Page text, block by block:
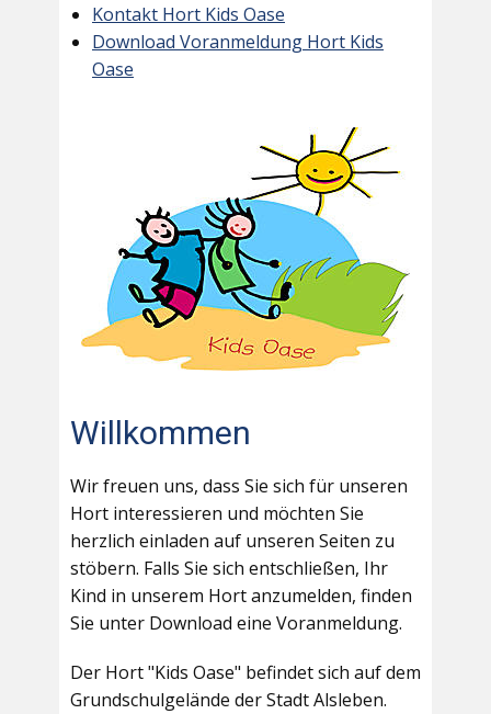
Kontakt Hort Kids Oase
Download Voranmeldung Hort Kids
Oase
Willkommen
Wir freuen uns, dass Sie sich für unseren
Hort interessieren und möchten Sie
herzlich einladen auf unseren Seiten zu
stöbern. Falls Sie sich entschließen, Ihr
Kind in unserem Hort anzumelden, finden
Sie unter Download eine Voranmeldung.
Der Hort "Kids Oase" befindet sich auf dem
Grundschulgelände der Stadt Alsleben.